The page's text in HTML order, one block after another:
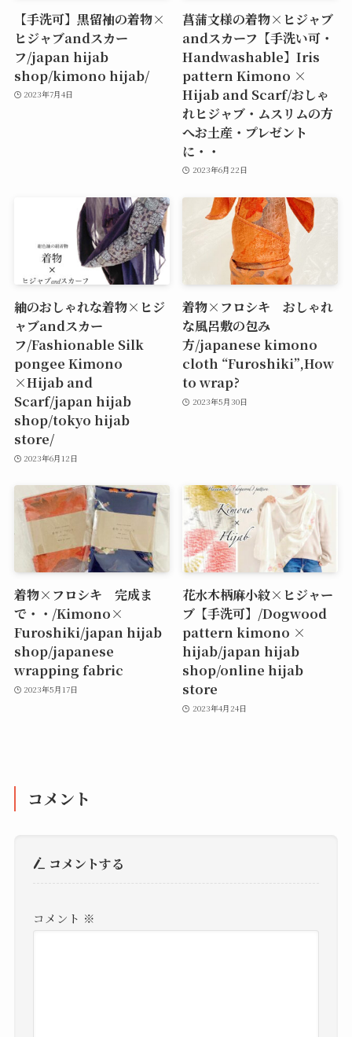
【手洗可】黒留袖の着物×
ヒジャブandスカー
フ/japan hijab
shop/kimono hijab/
2023年7月4日
菖蒲文様の着物×ヒジャブ
andスカーフ【手洗い可・
Handwashable】Iris
pattern Kimono ×
Hijab and Scarf/おしゃ
れヒジャブ・ムスリムの方
へお土産・プレゼント
に・・
2023年6月22日
紬のおしゃれな着物×ヒジ
ャブandスカー
フ/Fashionable Silk
pongee Kimono
×Hijab and
Scarf/japan hijab
shop/tokyo hijab
store/
2023年6月12日
着物×フロシキ おしゃれ
な風呂敷の包み
方/japanese kimono
cloth “Furoshiki”,How
to wrap?
2023年5月30日
着物×フロシキ 完成ま
で・・/Kimono×
Furoshiki/japan hijab
shop/japanese
wrapping fabric
2023年5月17日
花水木柄麻小紋×ヒジャー
ブ【手洗可】/Dogwood
pattern kimono ×
hijab/japan hijab
shop/online hijab
store
2023年4月24日
コメント
コメントする
コメント ※